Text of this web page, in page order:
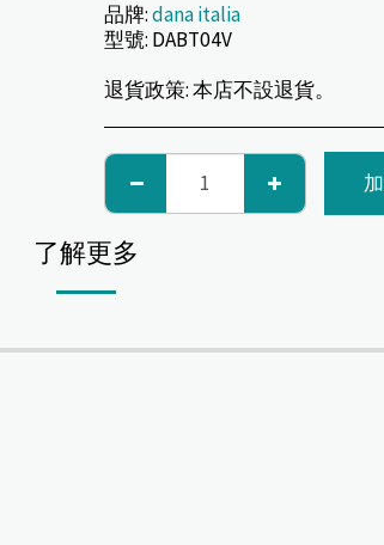
品牌:dana italia
型號: DABT04V
退貨政策:本店不設退貨。
了解更多